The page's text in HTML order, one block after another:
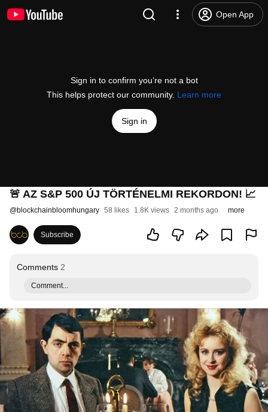
Open App
Sign in to confirm you’re not a bot
This helps protect our community. Learn more
Sign in
🚨 AZ S&P 500 ÚJ TÖRTÉNELMI REKORDON! 📈
@blockchainbloomhungary 58 likes 1.8K views 2 months ago more
Subscribe
Comments 2
Comment...